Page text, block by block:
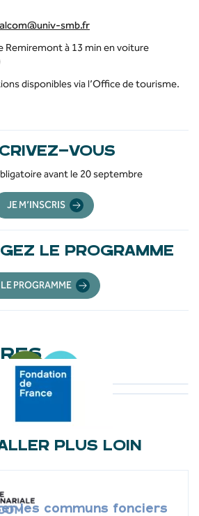
smb.fr
Remiremont à 13 min en voiture
disponibles via l’Office de tourisme.
VOUS
avant le 20 septembre
JE M’INSCRIS
LE PROGRAMME
LE PROGRAMME
PLUS LOIN
les communs fonciers